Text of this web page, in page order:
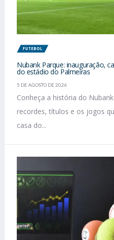
FUTEBOL
Nubank Parque: inauguração,
do estádio do Palmeiras
5 DE AGOSTO DE 2026
Conheça a história do
recordes, títulos e os jogos
casa do...